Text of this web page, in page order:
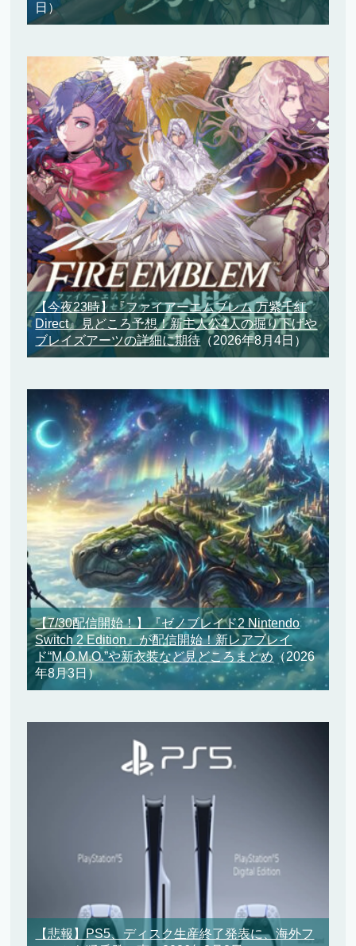
日）
【今夜23時】『ファイアーエムブレム 万紫千紅
Direct』見どころ予想！新主人公4人の掘り下げや
ブレイズアーツの詳細に期待 （2026年8月4日）
【7/30配信開始！】『ゼノブレイド2 Nintendo
Switch 2 Edition』が配信開始！新レアブレイ
ド“M.O.M.O.”や新衣装など見どころまとめ（2026
年8月3日）
【悲報】PS5、ディスク生産終了発表に、海外フ